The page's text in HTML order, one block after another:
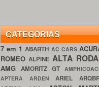
CATEGORIAS
7 em 1ABARTH AC CARS
ROMEOALPINEALTA RODA
AMG AMORITZ GT
APTERA ARDEN ARIEL